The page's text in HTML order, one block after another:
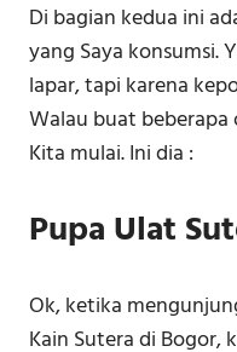
Di bagian kedua ini
yang Saya konsumsi.
lapar, tapi karena
Walau buat
Kita mulai. Ini dia :
Pupa Ulat
Ok, ketika
Kain Sutera di Bogor,